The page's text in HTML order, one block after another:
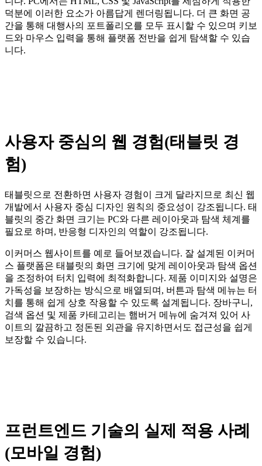
덕분에 이러한 요소가 아름답게 렌더링됩니다. 더 큰 화면 공
간을 통해 대행사의 포트폴리오를 모두 표시할 수 있으며 키보
드와 마우스 입력을 통해 플랫폼 전반을 쉽게 탐색할 수 있습
니다.
사용자 중심의 웹 경험(태블릿 경
험)
태블릿으로 전환하면 사용자 경험이 크게 달라지므로 최신 웹
개발에서 사용자 중심 디자인 원칙의 중요성이 강조됩니다. 태
블릿의 중간 화면 크기는 PC와 다른 레이아웃과 탐색 체계를
필요로 하며, 반응형 디자인의 역할이 강조됩니다.
이커머스 웹사이트를 예로 들어보겠습니다. 잘 설계된 이커머
스 플랫폼은 태블릿의 화면 크기에 맞게 레이아웃과 탐색 옵션
을 조정하여 터치 입력에 최적화합니다. 제품 이미지와 설명은
가독성을 보장하는 방식으로 배열되며, 버튼과 탐색 메뉴는 터
치를 통해 쉽게 상호 작용할 수 있도록 설계됩니다. 장바구니,
검색 옵션 및 제품 카테고리는 햄버거 메뉴에 숨겨져 있어 사
이트의 깔끔하고 정돈된 외관을 유지하면서도 접근성을 쉽게
보장할 수 있습니다.
프런트엔드 기술의 실제 적용 사례
(모바일 경험)